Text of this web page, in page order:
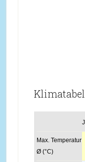
Max. Temperatur
Ø (°C)